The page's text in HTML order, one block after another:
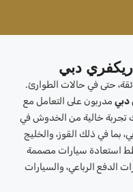
دبي
حتى في حالات الطوارئ.
دبي مدربون على التعامل مع
تجربة خالية من الخدوش في
بما في ذلك القوز، والخليج
استعادة سيارات مصممة
الدفع الرباعي، والسيارات